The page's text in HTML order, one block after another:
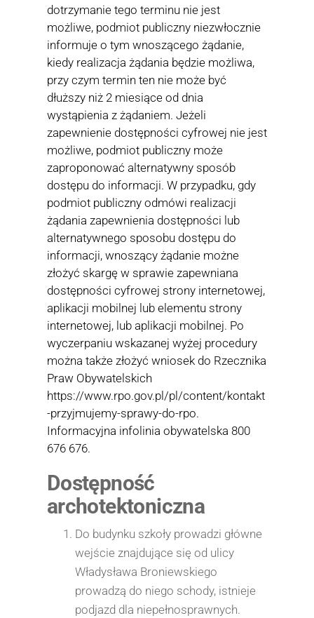
dotrzymanie tego terminu nie jest
możliwe, podmiot publiczny niezwłocznie
informuje o tym wnoszącego żądanie,
kiedy realizacja żądania będzie możliwa,
przy czym termin ten nie może być
dłuższy niż 2 miesiące od dnia
wystąpienia z żądaniem. Jeżeli
zapewnienie dostępności cyfrowej nie jest
możliwe, podmiot publiczny może
zaproponować alternatywny sposób
dostępu do informacji. W przypadku, gdy
podmiot publiczny odmówi realizacji
żądania zapewnienia dostępności lub
alternatywnego sposobu dostępu do
informacji, wnoszący żądanie możne
złożyć skargę w sprawie zapewniana
dostępności cyfrowej strony internetowej,
aplikacji mobilnej lub elementu strony
internetowej, lub aplikacji mobilnej. Po
wyczerpaniu wskazanej wyżej procedury
można także złożyć wniosek do Rzecznika
Praw Obywatelskich
https://www.rpo.gov.pl/pl/content/kontakt
-przyjmujemy-sprawy-do-rpo.
Informacyjna infolinia obywatelska 800
676 676.
Dostępność
archotektoniczna
Do budynku szkoły prowadzi główne
wejście znajdujące się od ulicy
Władysława Broniewskiego
prowadzą do niego schody, istnieje
podjazd dla niepełnosprawnych.